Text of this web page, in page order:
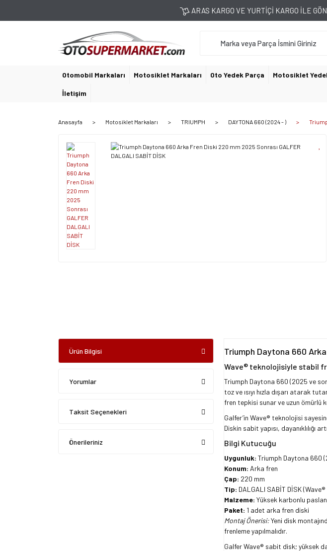
ARAS KARGO VE YURTİÇİ KARGO İLE
Otomobil Markaları Motosiklet Markaları Oto Yedek Parça Motosiklet
İletişim
Anasayfa Motosiklet Markaları TRIUMPH DAYTONA 660 (2024 - )
Ürün Bilgisi
Yorumlar
Taksit Seçenekleri
Önerileriniz
Triumph Daytona 660
Wave® teknolojisiyle stabil
Triumph Daytona 660 (2025 ve
toz ve ısıyı hızla dışarı atarak
fren tepkisi sunar ve uzun ömürlü
Galfer’in Wave® teknolojisi
Diskin sabit yapısı, dayanıklılığı
Bilgi Kutucuğu
Uygunluk: Triumph Daytona 660
Konum: Arka fren
Çap: 220 mm
Tip: DALGALI SABİT DİSK
Malzeme: Yüksek karbonlu
Paket: 1 adet arka fren diski
Montaj Önerisi:Yeni disk
frenleme yapılmalıdır.
Galfer Wave® sabit disk; yüksek